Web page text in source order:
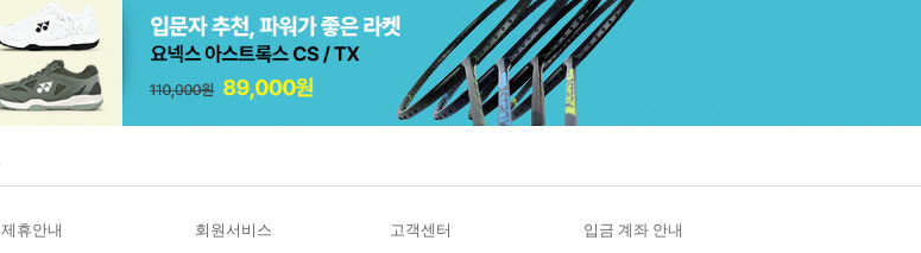
제휴안내 회원서비스
고객센터
입금 계좌 안내